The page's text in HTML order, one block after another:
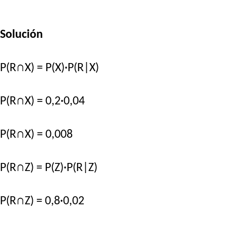
Solución
P(R∩X) = P(X)·P(R|X)
P(R∩X) = 0,2·0,04
P(R∩X) = 0,008
P(R∩Z) = P(Z)·P(R|Z)
P(R∩Z) = 0,8·0,02